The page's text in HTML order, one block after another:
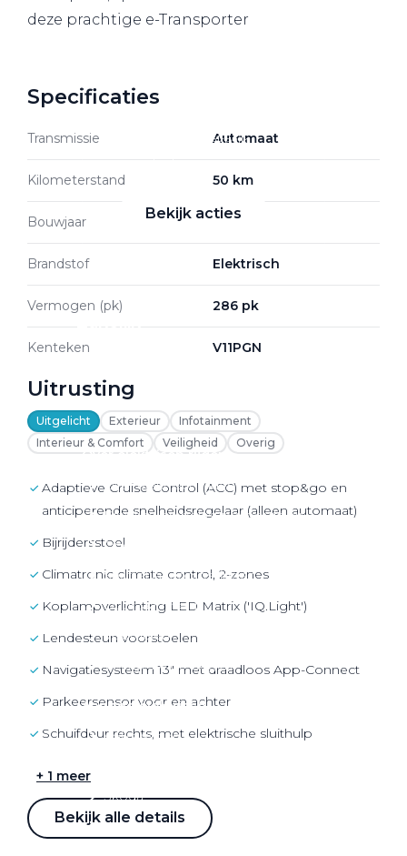
Lease a Bike
Profiteer van zakelijk
voordeel
Bekijk acties
Zakelijk
Terug
Over elektrisch rijden
Over elektrisch rijden
Bijtelling en belastingvoordelen
Onderhoud en kosten
Shuttel laadoplossingen
Duurzaamheid
Voordelen
Veelgestelde vragen
Aanbod elektrisch
Volkswagen
Škoda
CUPRA
deze prachtige e-Transporter
Specificaties
Transmissie Automaat
Kilometerstand 50 km
Bouwjaar 2026
Brandstof Elektrisch
Vermogen (pk) 286 pk
Kenteken V11PGN
Uitrusting
Uitgelicht Exterieur
Infotainment
Interieur & Comfort
Veiligheid Overig
Adaptieve Cruise Control (ACC) met stop&go en
anticiperende snelheidsregelaar (alleen automaat)
Bijrijdersstoel
Climatronic climate control, 2-zones
Koplampverlichting LED Matrix ('IQ.Light')
Lendesteun voorstoelen
Navigatiesysteem 13" met draadloos App-Connect
parkeersensor voor en achter
Schuifdeur rechts, met elektrische sluithulp
+ 1 meer
Bekijk alle details